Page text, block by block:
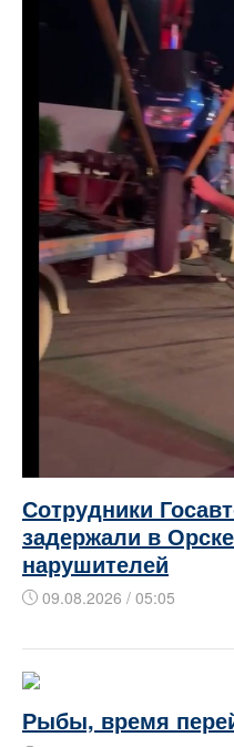
Сотрудники
задержали в
нарушителей
09.08.2026 / 05:05
Рыбы, время